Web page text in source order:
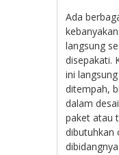
Ada
langsung
disepakati.
ini
ditempah,
dalam
paket atau
dibutuhkan
dibidangnya.